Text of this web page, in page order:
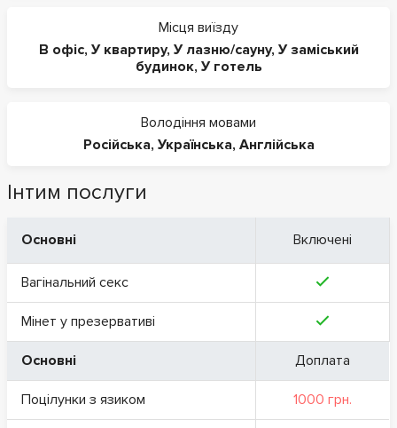
Місця виїзду
В офіс, У квартиру, У лазню/сауну, У заміський
будинок, У готель
Володіння мовами
Російська, Українська, Англійська
Інтим послуги
Основні Включені
Вагінальний секс
Мінет у презервативі
Основні Доплата
Поцілунки з язиком 1000 грн.